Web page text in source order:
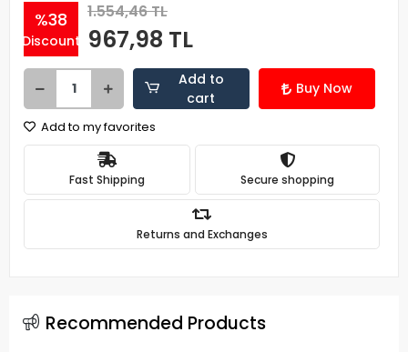
%38
Discount
1.554,46 TL
967,98 TL
Add to
cart
Buy Now
Add to my favorites
Fast Shipping Secure shopping
Returns and Exchanges
Recommended Products